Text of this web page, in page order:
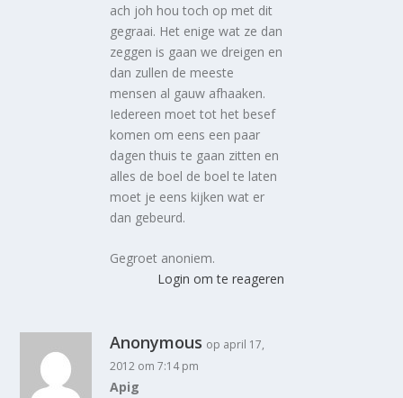
ach joh hou toch op met dit
gegraai. Het enige wat ze dan
zeggen is gaan we dreigen en
dan zullen de meeste
mensen al gauw afhaaken.
Iedereen moet tot het besef
komen om eens een paar
dagen thuis te gaan zitten en
alles de boel de boel te laten
moet je eens kijken wat er
dan gebeurd.
Gegroet anoniem.
Login om te reageren
Anonymous op april 17,
2012 om 7:14 pm
Apig